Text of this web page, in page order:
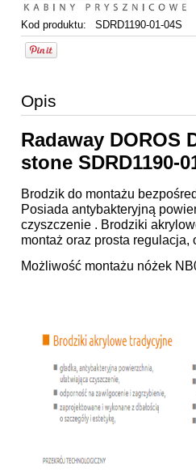
Kod produktu: SDRD1190-01-04S
Opis
Radaway DOROS
stone SDRD1190-
Brodzik do montażu
Posiada antybakteryjną
czyszczenie . Brodziki
montaż oraz prosta regulacja,
Możliwość montażu nóżek